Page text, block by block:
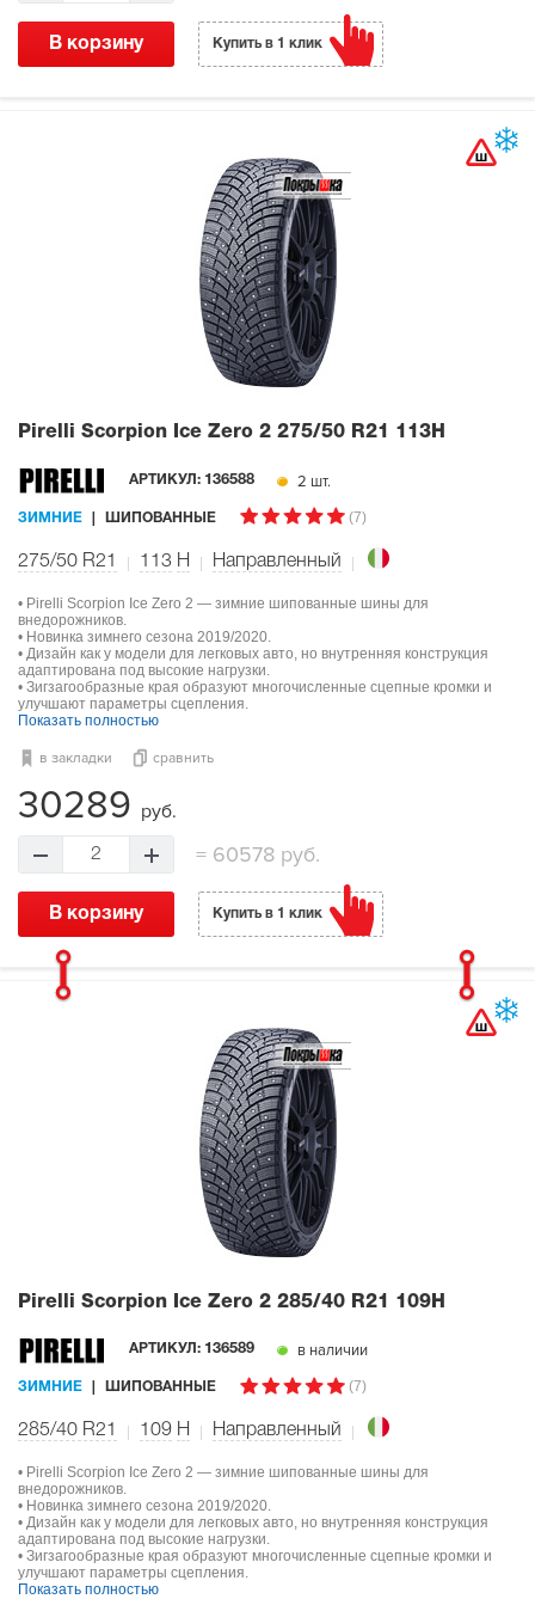
В корзину Купить в 1 клик
Pirelli Scorpion Ice Zero 2 275/50 R21 113H
АРТИКУЛ: 136588 2 шт.
ЗИМНИЕ ШИПОВАННЫЕ (7)
275/50 R21 113 H Направленный
• Pirelli Scorpion Ice Zero 2 — зимние шипованные шины для
внедорожников.
• Новинка зимнего сезона 2019/2020.
• Дизайн как у модели для легковых авто, но внутренняя конструкция
адаптирована под высокие нагрузки.
• Зигзагообразные края образуют многочисленные сцепные кромки и
улучшают параметры сцепления.
Показать полностью
в закладки сравнить
30289 руб.
2 =60578 руб.
В корзину Купить в 1 клик
Pirelli Scorpion Ice Zero 2 285/40 R21 109H
АРТИКУЛ: 136589 в наличии
ЗИМНИЕ ШИПОВАННЫЕ (7)
285/40 R21 109 H Направленный
• Pirelli Scorpion Ice Zero 2 — зимние шипованные шины для
внедорожников.
• Новинка зимнего сезона 2019/2020.
• Дизайн как у модели для легковых авто, но внутренняя конструкция
адаптирована под высокие нагрузки.
• Зигзагообразные края образуют многочисленные сцепные кромки и
улучшают параметры сцепления.
Показать полностью